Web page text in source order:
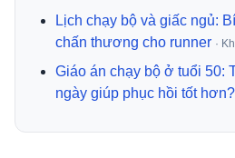
Lịch chạy bộ và giấc ngủ:
chấn thương cho runner ·
Giáo án chạy bộ ở tuổi 50:
ngày giúp phục hồi tốt hơn?